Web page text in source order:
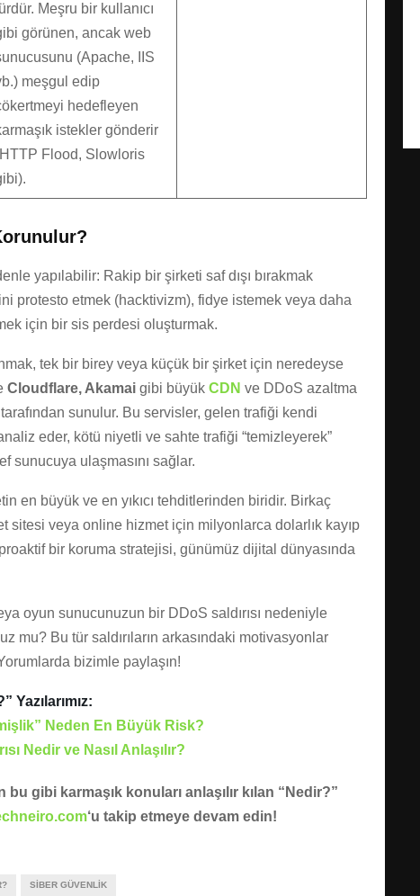
Meşru bir kullanıcı
görünen, ancak web
(Apache, IIS
meşgul edip
hedefleyen
istekler gönderir
Flood, Slowloris
yapılabilir: Rakip bir şirketi saf dışı bırakmak
protesto etmek (hacktivizm), fidye istemek veya daha
için bir sis perdesi oluşturmak.
tek bir birey veya küçük bir şirket için neredeyse
Cloudflare, Akamai gibi büyük CDN ve DDoS azaltma
sunulur. Bu servisler, gelen trafiği kendi
eder, kötü niyetli ve sahte trafiği “temizleyerek”
sunucuya ulaşmasını sağlar.
en büyük ve en yıkıcı tehditlerinden biridir. Birkaç
sitesi veya online hizmet için milyonlarca dolarlık kayıp
bir koruma stratejisi, günümüz dijital dünyasında
oyun sunucunuzun bir DDoS saldırısı nedeniyle
mu? Bu tür saldırıların arkasındaki motivasyonlar
bizimle paylaşın!
Yazılarımız:
Neden En Büyük Risk?
Nedir ve Nasıl Anlaşılır?
gibi karmaşık konuları anlaşılır kılan “Nedir?”
‘u takip etmeye devam edin!
SIBER GÜVENLIK